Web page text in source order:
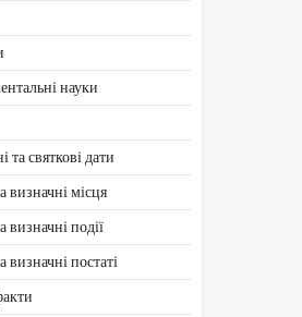
науки
та святкові дати
визначні місця
визначні події
визначні постаті